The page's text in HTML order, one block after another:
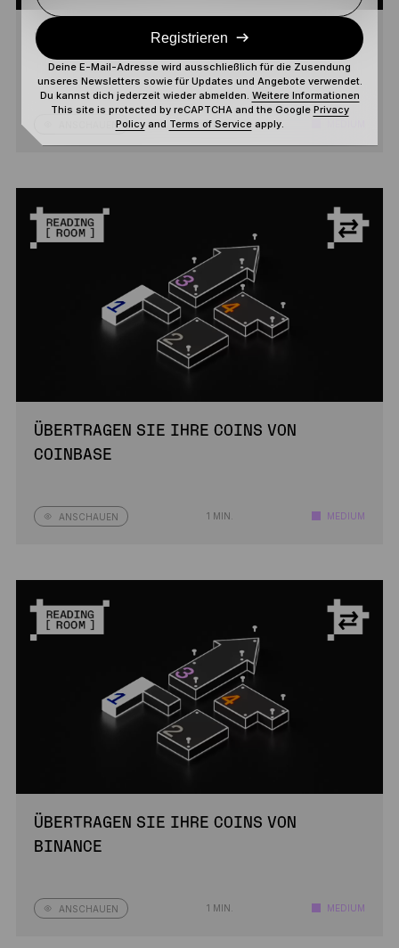
ÜBERTRAGEN SIE IHRE COINS VON KRAKEN
ANSCHAUEN 1 MIN.
ÜBERTRAGEN SIE IHRE COINS VON
COINBASE
ANSCHAUEN 1 MIN. MEDIUM
ÜBERTRAGEN SIE IHRE COINS VON
BINANCE
ANSCHAUEN 1 MIN. MEDIUM
Registrieren
Deine E-Mail-Adresse wird ausschließlich für die Zusendung
unseres Newsletters sowie für Updates und Angebote verwendet.
Du kannst dich jederzeit wieder abmelden. Weitere Informationen
This site is protected by reCAPTCHA and the Google Privacy
Policyand Terms of Serviceapply.